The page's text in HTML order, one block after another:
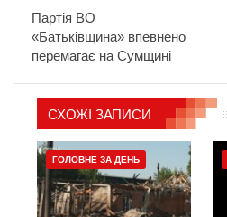
Партія ВО
«Батьківщина» впевнено
перемагає на Сумщині
СХОЖІ ЗАПИСИ
ГОЛОВНЕ ЗА ДЕНЬ